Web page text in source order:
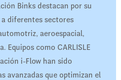
Binks destacan por su
diferentes sectores
aeroespacial,
Equipos como CARLISLE
i-Flow han sido
avanzadas que optimizan el